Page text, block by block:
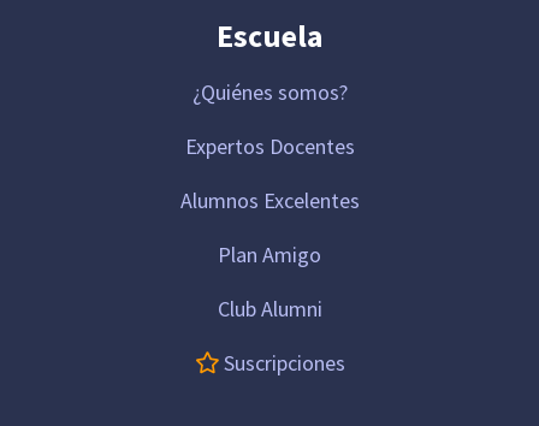
Escuela
¿Quiénes somos?
Expertos Docentes
Alumnos Excelentes
Plan Amigo
Club Alumni
Suscripciones